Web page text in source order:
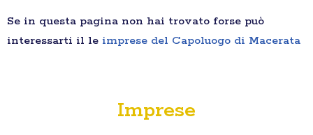
Se in questa pagina non hai trovato forse può
interessarti il le imprese del Capoluogo di Macerata
Imprese